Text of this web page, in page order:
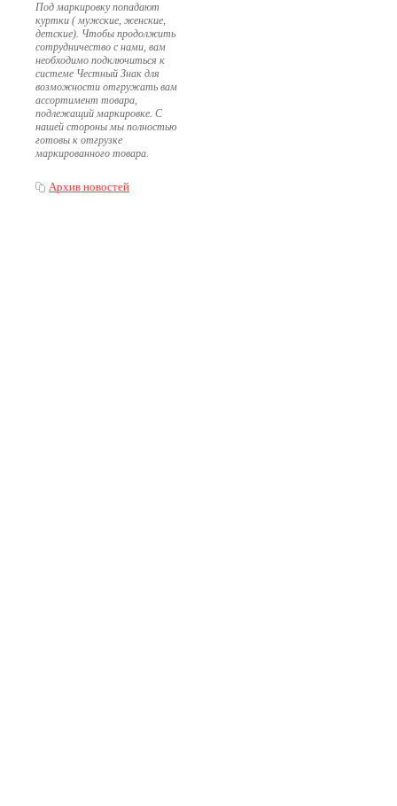
Под маркировку попадают
куртки ( мужские, женские,
детские). Чтобы продолжить
сотрудничество с нами, вам
необходимо подключиться к
системе Честный Знак для
возможности отгружать вам
ассортимент товара,
подлежащий маркировке. С
нашей стороны мы полностью
готовы к отгрузке
маркированного товара.
Архив новостей